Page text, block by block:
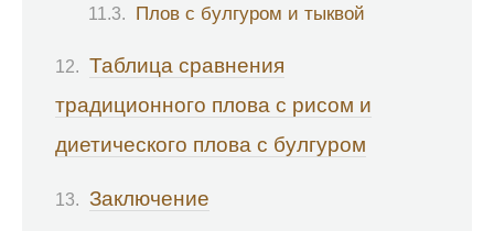
Плов с булгуром и тыквой
Таблица сравнения
традиционного плова с рисом и
диетического плова с булгуром
Заключение